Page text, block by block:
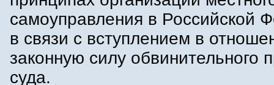
самоуправления в Российской
в связи с вступлением в
законную силу обвинительного
суда.